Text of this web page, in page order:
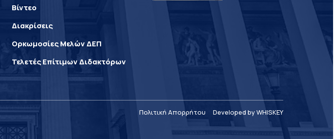
Βίντεο
Διακρίσεις
Ορκωμοσίες Μελών ΔΕΠ
Τελετές Επίτιμων Διδακτόρων
Πολιτική Απορρήτου Developed by WHISKEY